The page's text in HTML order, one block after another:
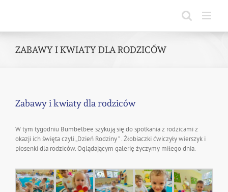
ZABAWY I KWIATY DLA RODZICÓW
Zabawy i kwiaty dla rodziców
W tym tygodniu Bumbelbee szykują się do spotkania z rodzicami z
okazji ich święta czyli „Dzień Rodziny ” . Żłobiaczki ćwiczyły wierszyk i
piosenki dla rodziców. Oglądającym galerię życzymy miłego dnia.